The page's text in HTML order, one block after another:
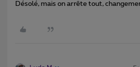
Désolé, mais on arrête tout,